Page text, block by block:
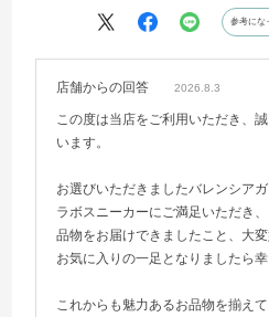
参考にな
店舗からの回答 2026.8.3
この度は当店をご利用いただき、
います。
お選びいただきましたバレンシア
ラボスニーカーにご満足いただき
品物をお届けできましたこと、大変
お気に入りの一足となりましたら幸
これからも魅力あるお品物を揃え